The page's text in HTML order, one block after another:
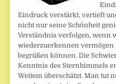
Eindruck verstärkt, vertieft
nicht nur seine Schönheit
Verständnis verfolgen, wenn
wiederzuerkennen vermögen
begrüßen können. Die
Kenntnis des Sternhimmels
Weitem überschätzt. Man tut